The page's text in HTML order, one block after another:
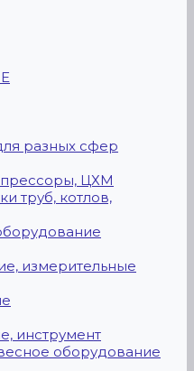
разных сфер
ЦХМ
труб, котлов,
измерительные
инструмент
оборудование